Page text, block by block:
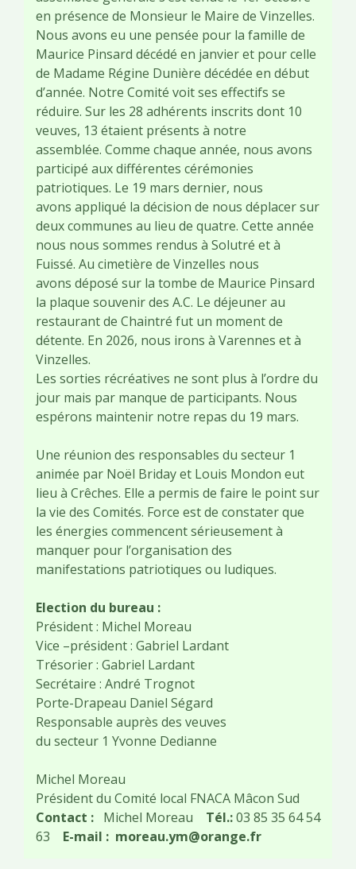
en présence de Monsieur le Maire de Vinzelles.
Nous avons eu une pensée pour la famille de
Maurice Pinsard décédé en janvier et pour celle
de Madame Régine Dunière décédée en début
d’année. Notre Comité voit ses effectifs se
réduire. Sur les 28 adhérents inscrits dont 10
veuves, 13 étaient présents à notre
assemblée. Comme chaque année, nous avons
participé aux différentes cérémonies
patriotiques. Le 19 mars dernier, nous
avons appliqué la décision de nous déplacer sur
deux communes au lieu de quatre. Cette année
nous nous sommes rendus à Solutré et à
Fuissé. Au cimetière de Vinzelles nous
avons déposé sur la tombe de Maurice Pinsard
la plaque souvenir des A.C. Le déjeuner au
restaurant de Chaintré fut un moment de
détente. En 2026, nous irons à Varennes et à
Vinzelles.
Les sorties récréatives ne sont plus à l’ordre du
jour mais par manque de participants. Nous
espérons maintenir notre repas du 19 mars.
Une réunion des responsables du secteur 1
animée par Noël Briday et Louis Mondon eut
lieu à Crêches. Elle a permis de faire le point sur
la vie des Comités. Force est de constater que
les énergies commencent sérieusement à
manquer pour l’organisation des
manifestations patriotiques ou ludiques.
Election du bureau :
Président : Michel Moreau
Vice –président : Gabriel Lardant
Trésorier : Gabriel Lardant
Secrétaire : André Trognot
Porte-Drapeau Daniel Ségard
Responsable auprès des veuves
du secteur 1 Yvonne Dedianne
Michel Moreau
Président du Comité local FNACA Mâcon Sud
Contact : Michel Moreau Tél.:03 85 35 64 54
63
E-mail : moreau.ym@orange.fr